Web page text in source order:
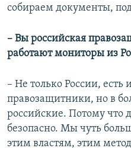
собираем документы,
– Вы российская
работают мониторы из
– Не только России, есть
правозащитники, но в
российские. Потому что
безопасно. Мы чуть
этим властям, этим